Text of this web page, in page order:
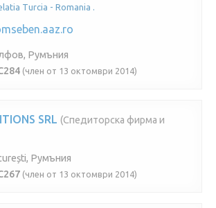
Turcia - Romania .
Румъния
(член от 13 октомври 2014)
SRL (Спедиторска фирма и
Румъния
(член от 13 октомври 2014)